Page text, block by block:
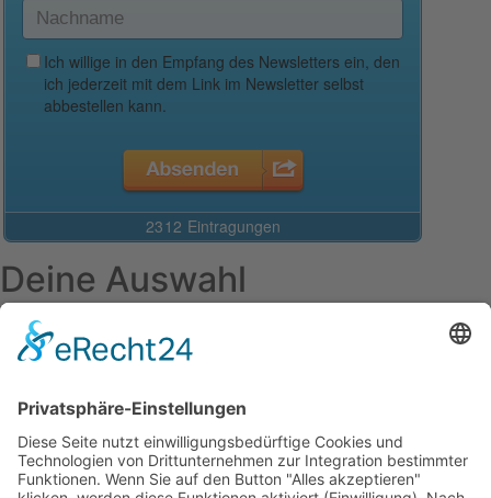
Deine Auswahl
Startseite
Aktuelles Blog
Ausgaben online lesen
Über uns
Startseite
Datenschutzerklärung